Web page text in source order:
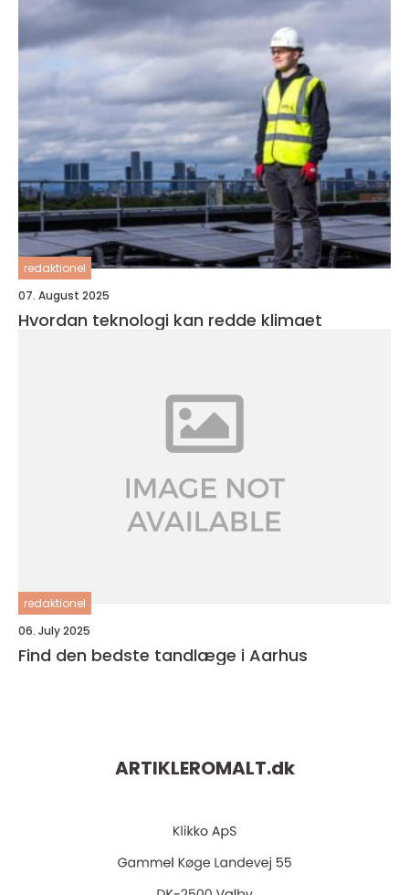
redaktionel
07. August 2025
Hvordan teknologi kan redde klimaet
redaktionel
06. July 2025
Find den bedste tandlæge i Aarhus
ARTIKLEROMALT.dk